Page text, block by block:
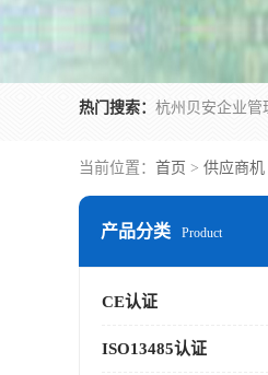
热门搜索：
当前位置： 首页 > 供应商机
产品分类 Product
CE认证
ISO13485认证